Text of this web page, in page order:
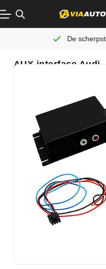
De scherpsteprijzen
AUX interface Audi